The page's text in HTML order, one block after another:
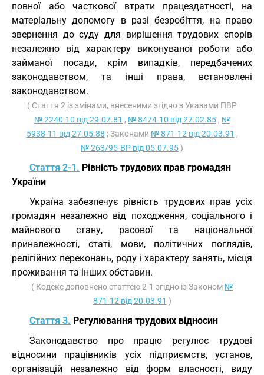
повної або часткової втрати працездатності, на
матеріальну допомогу в разі безробіття, на право
звернення до суду для вирішення трудових спорів
незалежно від характеру виконуваної роботи або
займаної посади, крім випадків, передбачених
законодавством, та інші права, встановлені
законодавством.
( Стаття 2 із змінами, внесеними згідно з Указами ПВР
№ 2240-10 від 29.07.81 , № 8474-10 від 27.02.85 , №
5938-11 від 27.05.88 ; Законами № 871-12 від 20.03.91 ,
№ 263/95-ВР від 05.07.95)
Стаття 2-1. Рівність трудових прав громадян
України
Україна забезпечує рівність трудових прав усіх
громадян незалежно від походження, соціального і
майнового стану, расової та національної
приналежності, статі, мови, політичних поглядів,
релігійних переконань, роду і характеру занять, місця
проживання та інших обставин.
( Кодекс доповнено статтею 2-1 згідно із Законом №
871-12 від 20.03.91 )
Стаття 3. Регулювання трудових відносин
Законодавство про працю регулює трудові
відносини працівників усіх підприємств, установ,
організацій незалежно від форм власності, виду